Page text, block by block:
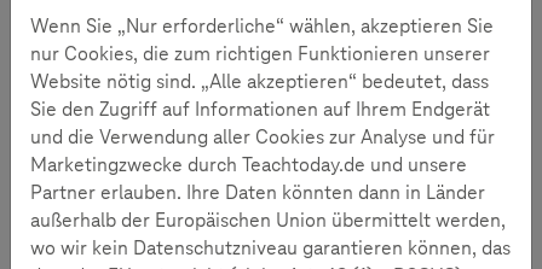
Berufsschule für Bürokaufleute, Österreich
Das Cybermops-Projekt machte es sich zur Aufgabe,
Jugendliche für das Thema „Cybermobbing“ zu
sensibilisieren, um ihnen somit einen Anstoß zu einer
Bewusstseins- und Verhaltensänderung zu liefern.
Das Projekt
Wenn Sie „Nur erforderliche“ wählen, akzeptieren Sie
nur Cookies, die zum richtigen Funktionieren unserer
Website nötig sind. „Alle akzeptieren“ bedeutet, dass
Sie den Zugriff auf Informationen auf Ihrem Endgerät
und die Verwendung aller Cookies zur Analyse und für
Marketingzwecke durch Teachtoday.de und unsere
Partner erlauben. Ihre Daten könnten dann in Länder
außerhalb der Europäischen Union übermittelt werden,
wo wir kein Datenschutzniveau garantieren können, das